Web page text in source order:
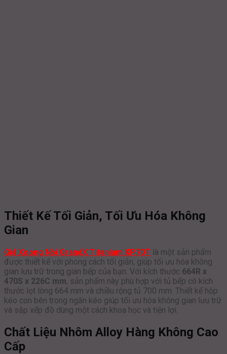
Thiết Kế Tối Giản, Tối Ưu Hóa Không
Gian
Giá Xoong Nồi GrandX Titanium XP.70T là một sản phẩm
được thiết kế với phong cách tối giản, giúp tối ưu hóa không
gian lưu trữ trong gian bếp của bạn. Với kích thước 664R x
470S x 226C mm, sản phẩm này phù hợp với tủ bếp có kích
thước lọt lòng 664 mm và chiều rộng tủ 700 mm. Thiết kế hộp
kéo con bên trong ngăn kéo giúp tối ưu hóa không gian lưu trữ
và sắp xếp đồ dùng một cách khoa học và tiện lợi.
Chất Liệu Nhôm Alloy Hàng Không Cao
Cấp